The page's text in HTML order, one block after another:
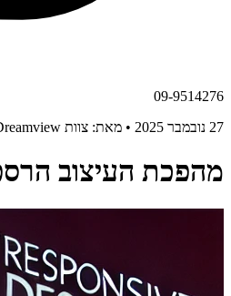
09-9514276
27 נובמבר 2025 • מאת: צוות Dreamview
מהפכת העיצוב